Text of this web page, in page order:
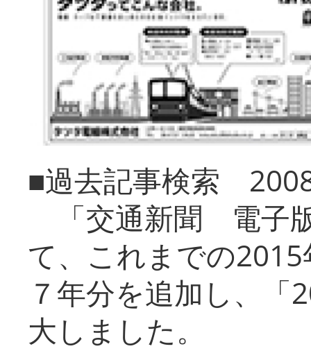
■過去記事検索
「交通新聞 電子
て、これまでの
７年分を追加し、「
大しまし